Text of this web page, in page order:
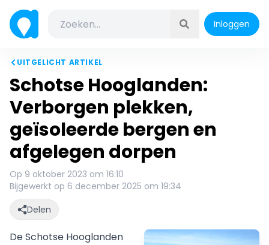
Inloggen
UITGELICHT ARTIKEL
Schotse Hooglanden:
Verborgen plekken,
geïsoleerde bergen en
afgelegen dorpen
Op 9 oktober 2023 om 16:10
Bijgewerkt op 6 december 2025 om 19:34
Delen
De Schotse Hooglanden